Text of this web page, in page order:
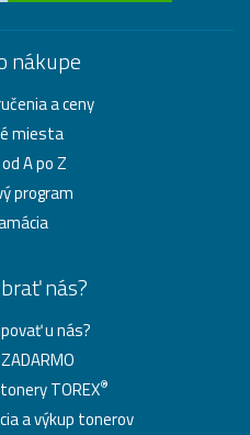
nákupe
a ceny
miesta
A po Z
program
nás?
u nás?
TOREX®
a výkup tonerov